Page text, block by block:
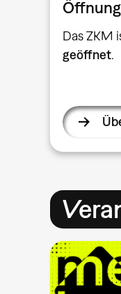
Das ZKM
geöffnet.